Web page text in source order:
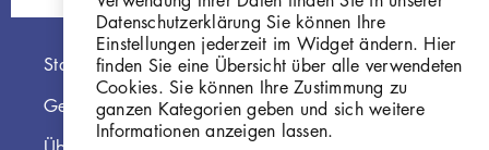
Hauptnavigation
Startseite
Georg Kolbe Museum
Datenschutzerklärung Sie können Ihre
Einstellungen jederzeit im Widget ändern. Hier
finden Sie eine Übersicht über alle verwendeten
Cookies. Sie können Ihre Zustimmung zu
ganzen Kategorien geben und sich weitere
Informationen anzeigen lassen.